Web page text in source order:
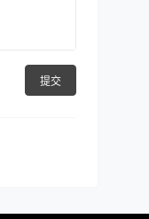
提交